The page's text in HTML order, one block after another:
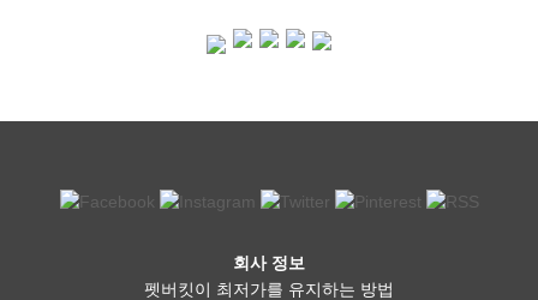
회사 정보
펫버킷이 최저가를 유지하는 방법